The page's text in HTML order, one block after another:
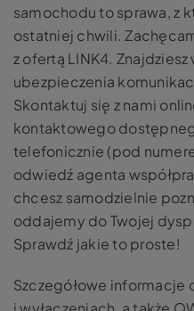
samochodu to sprawa, z
ostatniej chwili.
z ofertą LINK4.
ubezpieczenia
Skontaktuj się z nami
kontaktowego
telefonicznie (pod
odwiedź agenta
chcesz samodzielnie
oddajemy do Twojej
Sprawdź jakie to proste!
Szczegółowe